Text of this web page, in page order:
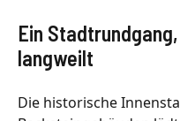
Ein
langweilt
Die historische